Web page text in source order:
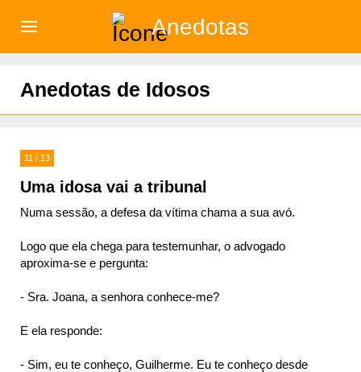
Anedotas
Anedotas de Idosos
11 / 13
Uma idosa vai a tribunal
Numa sessão, a defesa da vítima chama a sua avó.
Logo que ela chega para testemunhar, o advogado
aproxima-se e pergunta:
- Sra. Joana, a senhora conhece-me?
E ela responde:
- Sim, eu te conheço, Guilherme. Eu te conheço desde